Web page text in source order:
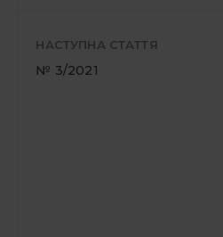
НАСТУПНА СТАТТЯ
№ 3/2021